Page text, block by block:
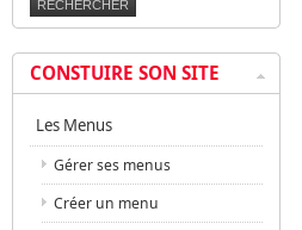
CONSTUIRE SON SITE
Les Menus
Gérer ses menus
Créer un menu